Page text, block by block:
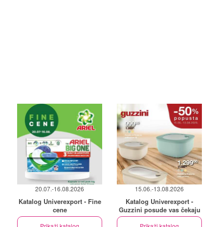
20.07.-16.08.2026
Katalog Univerexport - Fine
cene
15.06.-13.08.2026
Katalog Univerexport -
Guzzini posude vas čekaju